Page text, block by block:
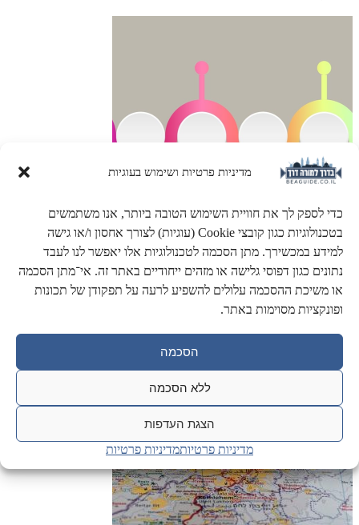
מדיניות פרטיות ושימוש בעוגיות
כדי לספק לך את חוויית השימוש הטובה ביותר, אנו משתמשים
בטכנולוגיות כגון קובצי Cookie (עוגיות) לצורך אחסון ו/או גישה
למידע במכשירך. מתן הסכמה לטכנולוגיות אלו יאפשר לנו לעבד
נתונים כגון דפוסי גלישה או מזהים ייחודיים באתר זה. אי־מתן הסכמה
או משיכת ההסכמה עלולים להשפיע לרעה על תפקודן של תכונות
ופונקציות מסוימות באתר.
הסכמה
ללא הסכמה
הצגת העדפות
מדיניות פרטיותמדיניות פרטיות
ציר הזמן של ירושלים
3000 שנים על ציר זמן מפורט. מתקופת המלוכה ועד הקמת המדינה.